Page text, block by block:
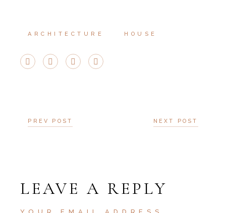
ARCHITECTURE HOUSE
PREV POST NEXT POST
LEAVE A REPLY